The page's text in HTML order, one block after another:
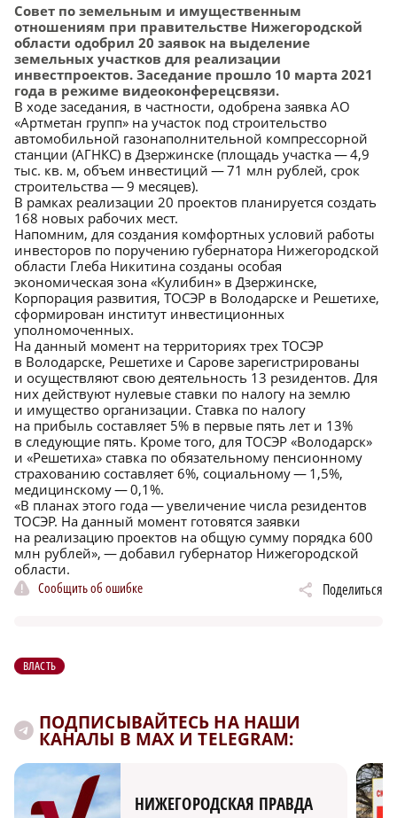
Совет по земельным и имущественным
отношениям при правительстве Нижегородской
области одобрил 20 заявок на выделение
земельных участков для реализации
инвестпроектов. Заседание прошло 10 марта 2021
года в режиме видеоконферецсвязи.
В ходе заседания, в частности, одобрена заявка АО
«Артметан групп» на участок под строительство
автомобильной газонаполнительной компрессорной
станции (АГНКС) в Дзержинске (площадь участка — 4,9
тыс. кв. м, объем инвестиций — 71 млн рублей, срок
строительства — 9 месяцев).
В рамках реализации 20 проектов планируется создать
168 новых рабочих мест.
Напомним, для создания комфортных условий работы
инвесторов по поручению губернатора Нижегородской
области Глеба Никитина созданы особая
экономическая зона «Кулибин» в Дзержинске,
Корпорация развития, ТОСЭР в Володарске и Решетихе,
сформирован институт инвестиционных
уполномоченных.
На данный момент на территориях трех ТОСЭР
в Володарске, Решетихе и Сарове зарегистрированы
и осуществляют свою деятельность 13 резидентов. Для
них действуют нулевые ставки по налогу на землю
и имущество организации. Ставка по налогу
на прибыль составляет 5% в первые пять лет и 13%
в следующие пять. Кроме того, для ТОСЭР «Володарск»
и «Решетиха» ставка по обязательному пенсионному
страхованию составляет 6%, социальному — 1,5%,
медицинскому — 0,1%.
«В планах этого года — увеличение числа резидентов
ТОСЭР. На данный момент готовятся заявки
на реализацию проектов на общую сумму порядка 600
млн рублей», — добавил губернатор Нижегородской
области.
Сообщить об ошибке
Поделиться
ВЛАСТЬ
ПОДПИСЫВАЙТЕСЬ НА НАШИ
КАНАЛЫ В MAX И TELEGRAM:
НИЖЕГОРОДСКАЯ ПРАВДА